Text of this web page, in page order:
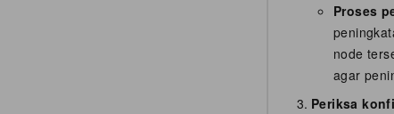
Proses
node
agar
Periksa